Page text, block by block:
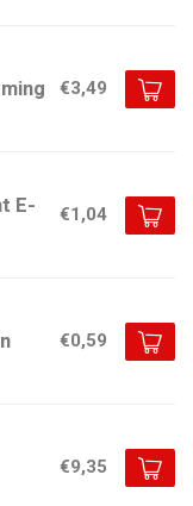
€3,49
E-
€1,04
€0,59
€9,35